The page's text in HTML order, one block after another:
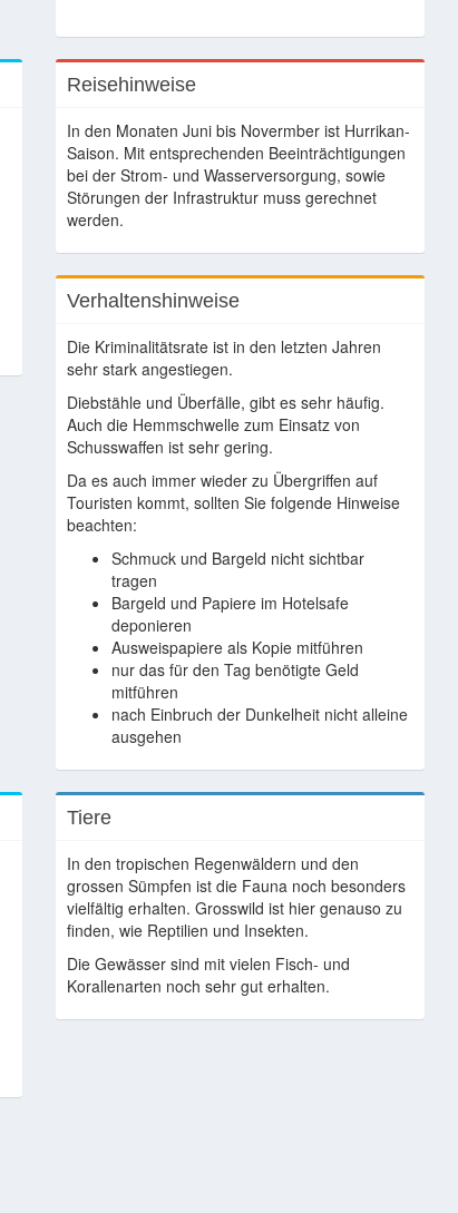
Reisehinweise
In den Monaten Juni bis Novermber ist Hurrikan-
Saison. Mit entsprechenden Beeinträchtigungen
bei der Strom- und Wasserversorgung, sowie
Störungen der Infrastruktur muss gerechnet
werden.
Verhaltenshinweise
Die Kriminalitätsrate ist in den letzten Jahren
sehr stark angestiegen.
Diebstähle und Überfälle, gibt es sehr häufig.
Auch die Hemmschwelle zum Einsatz von
Schusswaffen ist sehr gering.
Da es auch immer wieder zu Übergriffen auf
Touristen kommt, sollten Sie folgende Hinweise
beachten:
Schmuck und Bargeld nicht sichtbar
tragen
Bargeld und Papiere im Hotelsafe
deponieren
Ausweispapiere als Kopie mitführen
nur das für den Tag benötigte Geld
mitführen
nach Einbruch der Dunkelheit nicht alleine
ausgehen
Tiere
In den tropischen Regenwäldern und den
grossen Sümpfen ist die Fauna noch besonders
vielfältig erhalten. Grosswild ist hier genauso zu
finden, wie Reptilien und Insekten.
Die Gewässer sind mit vielen Fisch- und
Korallenarten noch sehr gut erhalten.